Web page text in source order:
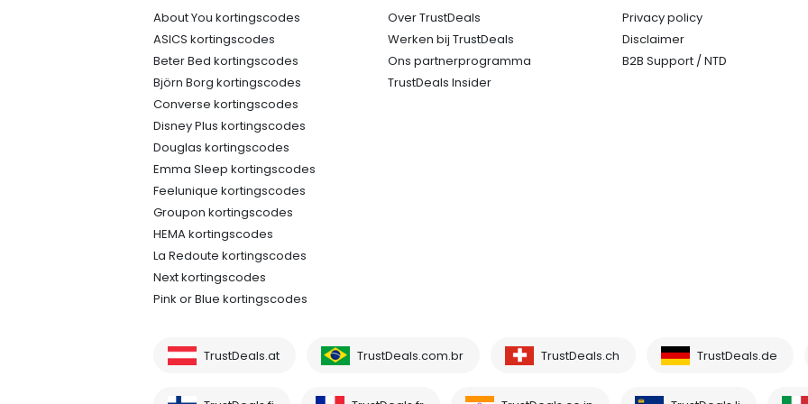
About You kortingscodes
ASICS kortingscodes
Beter Bed kortingscodes
Björn Borg kortingscodes
Converse kortingscodes
Disney Plus kortingscodes
Douglas kortingscodes
Emma Sleep kortingscodes
Feelunique kortingscodes
Groupon kortingscodes
HEMA kortingscodes
La Redoute kortingscodes
Next kortingscodes
Pink or Blue kortingscodes
Over TrustDeals
Werken bij TrustDeals
Ons partnerprogramma
TrustDeals Insider
Privacy policy
Disclaimer
B2B Support / NTD
TrustDeals.at TrustDeals.com.br TrustDeals.ch TrustDeals.de